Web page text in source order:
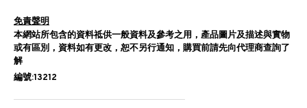
免責聲明
本網站所包含的資料祗供一般資料及參考之用，產品圖片及描述與實物
或有區別，資料如有更改，恕不另行通知，購買前請先向代理商查詢了
解
編號:13212